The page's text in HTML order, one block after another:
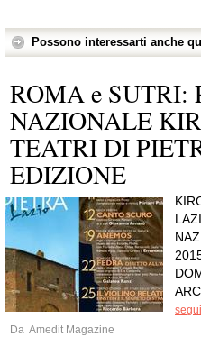
Possono interessarti anche
ROMA e SUTRI:
NAZIONALE
TEATRI DI
EDIZIONE
Da Amedit Magazine